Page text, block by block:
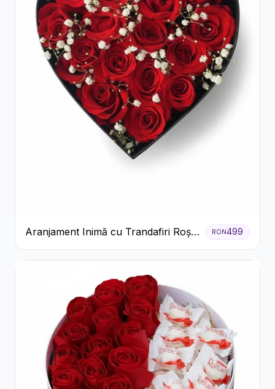
Aranjament Inimă cu Trandafiri Roșii
și Floarea Miresei
RON499